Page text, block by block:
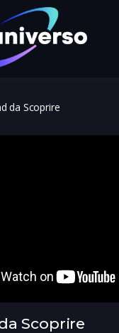
da Scoprire
Scoprire